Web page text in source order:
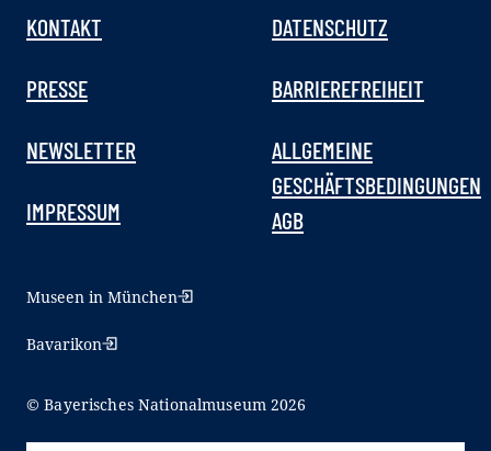
KONTAKT
PRESSE
NEWSLETTER
IMPRESSUM
DATENSCHUTZ
BARRIEREFREIHEIT
ALLGEMEINE
GESCHÄFTSBEDINGUNGEN
AGB
Museen in München
Bavarikon
© Bayerisches Nationalmuseum 2026